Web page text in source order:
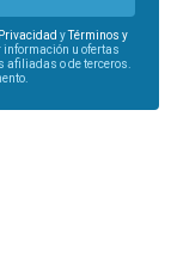
yTérminos y
información u ofertas
afiliadas o de terceros.